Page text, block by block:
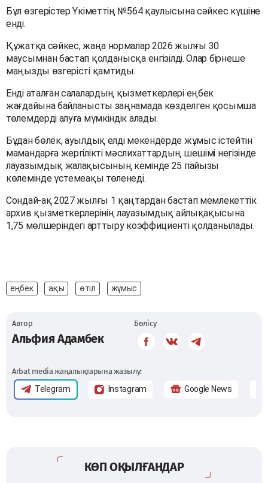
Бұл өзгерістер Үкіметтің №564 қаулысына сәйкес күшіне
енді.
Құжатқа сәйкес, жаңа нормалар 2026 жылғы 30
маусымнан бастап қолданысқа енгізілді. Олар бірнеше
маңызды өзгерісті қамтиды.
Енді аталған салалардың қызметкерлері еңбек
жағдайына байланысты заңнамада көзделген қосымша
төлемдерді алуға мүмкіндік алады.
Бұдан бөлек, ауылдық елді мекендерде жұмыс істейтін
мамандарға жергілікті мәслихаттардың шешімі негізінде
лауазымдық жалақысының кемінде 25 пайызы
көлемінде үстемеақы төленеді.
Сондай-ақ 2027 жылғы 1 қаңтардан бастап мемлекеттік
архив қызметкерлерінің лауазымдық айлықақысына
1,75 мөлшеріндегі арттыру коэффициенті қолданылады.
еңбек ақы өтіл жұмыс
Автор
Альфия Адамбек
Бөлісу
Arbat media жаңалықтарына жазылу:
Telegram Instagram Google News
КӨП ОҚЫЛҒАНДАР